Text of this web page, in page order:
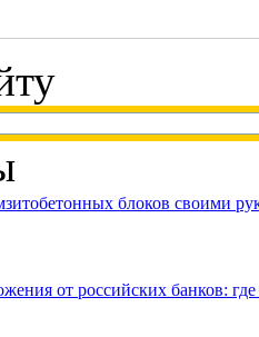
блоков своими
от российских банков: